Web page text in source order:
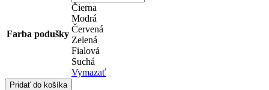
Farba podušky
Čierna
Modrá
Červená
Zelená
Fialová
Suchá
Vymazať
Pridať do košíka